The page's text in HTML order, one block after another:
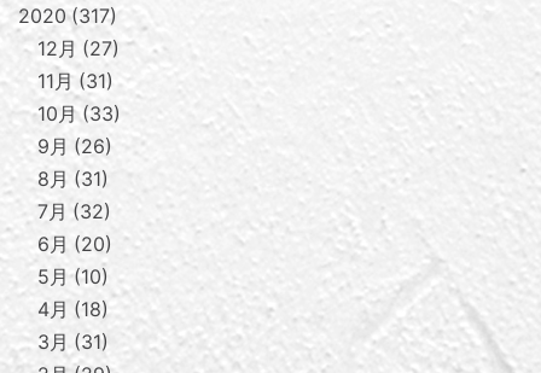
2020 317
12月
27
11月 31
10月 33
9月
26
8月
31
7月
32
6月
20
5月
10
4月
18
3月
31